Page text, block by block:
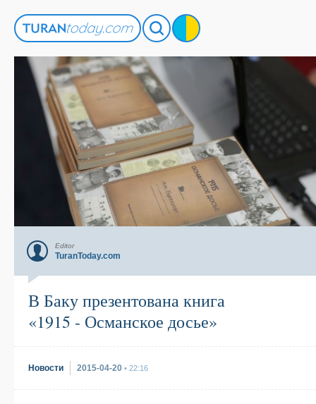
Editor
TuranToday.com
В Баку презентована книга
«1915 - Османское досье»
Новости 2015-04-20 • 22:16